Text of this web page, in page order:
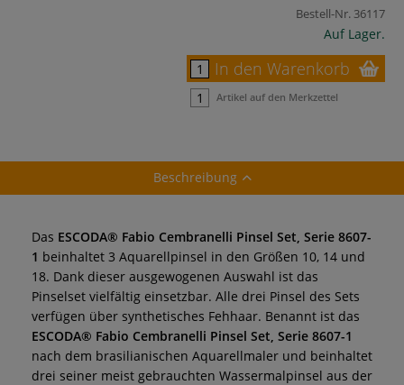
Bestell-Nr. 36117
Auf Lager.
In den Warenkorb
Artikel auf den Merkzettel
Beschreibung
Das ESCODA® Fabio Cembranelli Pinsel Set, Serie 8607-
1 beinhaltet 3 Aquarellpinsel in den Größen 10, 14 und
18. Dank dieser ausgewogenen Auswahl ist das
Pinselset vielfältig einsetzbar. Alle drei Pinsel des Sets
verfügen über synthetisches Fehhaar. Benannt ist das
ESCODA® Fabio Cembranelli Pinsel Set, Serie 8607-1
nach dem brasilianischen Aquarellmaler und beinhaltet
drei seiner meist gebrauchten Wassermalpinsel aus der